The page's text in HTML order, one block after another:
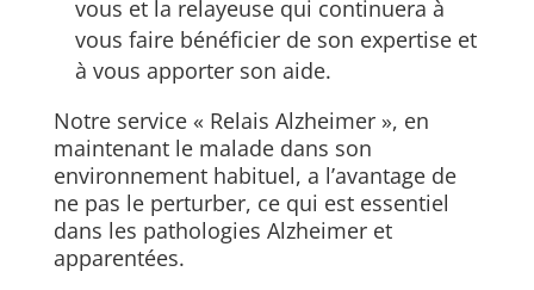
vous et la relayeuse qui continuera à
vous faire bénéficier de son expertise et
à vous apporter son aide.
Notre service « Relais Alzheimer », en
maintenant le malade dans son
environnement habituel, a l’avantage de
ne pas le perturber, ce qui est essentiel
dans les pathologies Alzheimer et
apparentées.